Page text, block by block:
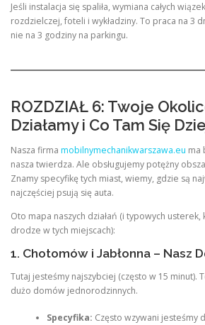
Jeśli instalacja się spaliła, wymiana całych
rozdzielczej, foteli i wykładziny. To praca na 3
nie na 3 godziny na parkingu.
ROZDZIAŁ 6: Twoje
Działamy i Co Tam Się
Nasza firma mobilnymechanikwarszawa.eu ma
nasza twierdza. Ale obsługujemy potężny
Znamy specyfikę tych miast, wiemy, gdzie są
najczęściej psują się auta.
Oto mapa naszych działań (i typowych usterek,
drodze w tych miejscach):
1. Chotomów i Jabłonna – Nasz
Tutaj jesteśmy najszybciej (często w 15 minut).
dużo domów jednorodzinnych.
Specyfika: Często wzywani jesteśmy